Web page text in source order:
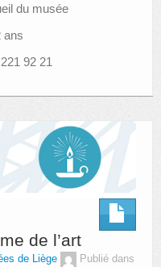
du musée
ans
92 21
de l’art
de Liège
Publié dans